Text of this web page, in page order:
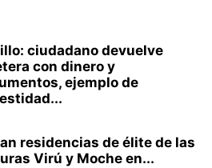
ciudadano devuelve
con dinero y
ejemplo de
residencias de élite de las
Virú y Moche en...